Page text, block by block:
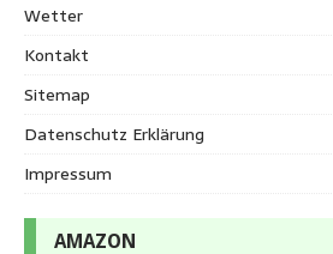
Wetter
Kontakt
Sitemap
Datenschutz Erklärung
Impressum
AMAZON